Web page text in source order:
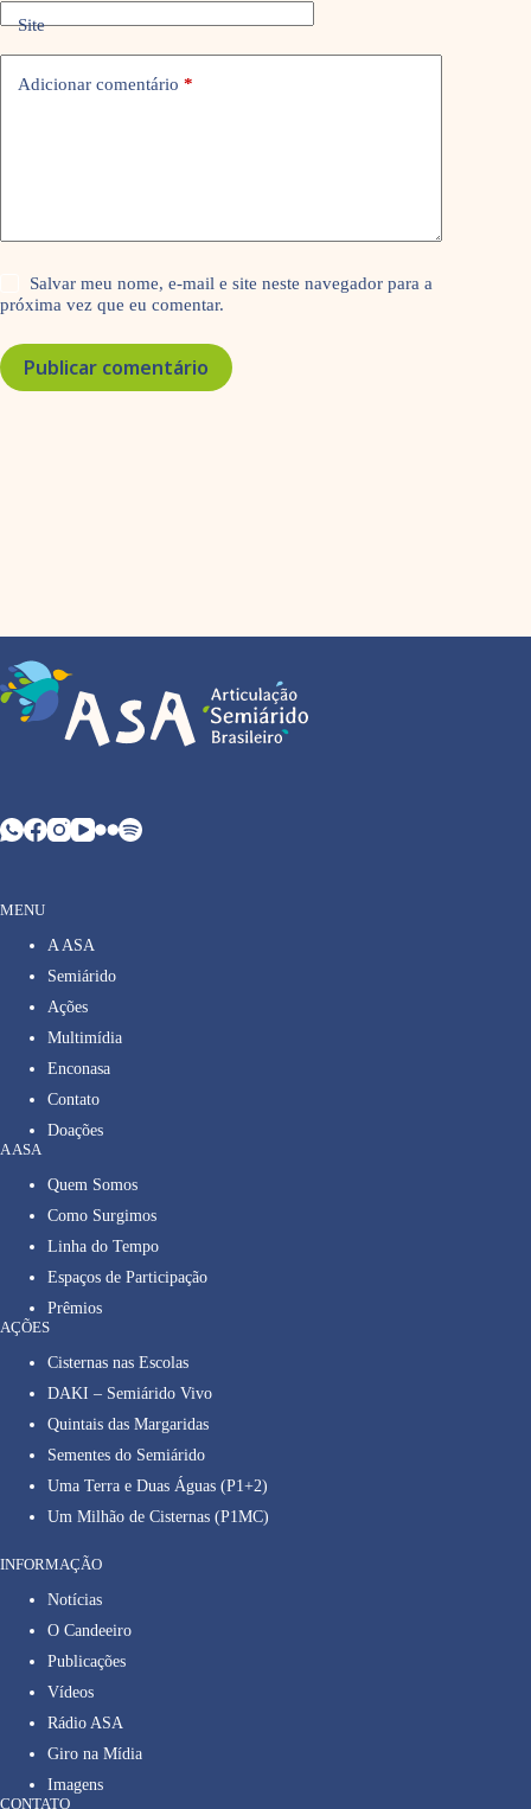
Site
Adicionar comentário *
Salvar meu nome, e-mail e site neste navegador para a
próxima vez que eu comentar.
Publicar comentário
MENU
A ASA
Semiárido
Ações
Multimídia
Enconasa
Contato
Doações
A ASA
Quem Somos
Como Surgimos
Linha do Tempo
Espaços de Participação
Prêmios
AÇÕES
Cisternas nas Escolas
DAKI – Semiárido Vivo
Quintais das Margaridas
Sementes do Semiárido
Uma Terra e Duas Águas (P1+2)
Um Milhão de Cisternas (P1MC)
INFORMAÇÃO
Notícias
O Candeeiro
Publicações
Vídeos
Rádio ASA
Giro na Mídia
Imagens
CONTATO